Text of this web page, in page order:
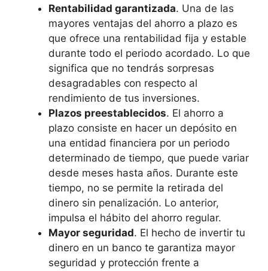
Rentabilidad garantizada. Una de las
mayores ventajas del ahorro a plazo es
que ofrece una rentabilidad fija y estable
durante todo el periodo acordado. Lo que
significa que no tendrás sorpresas
desagradables con respecto al
rendimiento de tus inversiones.
Plazos preestablecidos. El ahorro a
plazo consiste en hacer un depósito en
una entidad financiera por un periodo
determinado de tiempo, que puede variar
desde meses hasta años. Durante este
tiempo, no se permite la retirada del
dinero sin penalización. Lo anterior,
impulsa el hábito del ahorro regular.
Mayor seguridad. El hecho de invertir tu
dinero en un banco te garantiza mayor
seguridad y protección frente a